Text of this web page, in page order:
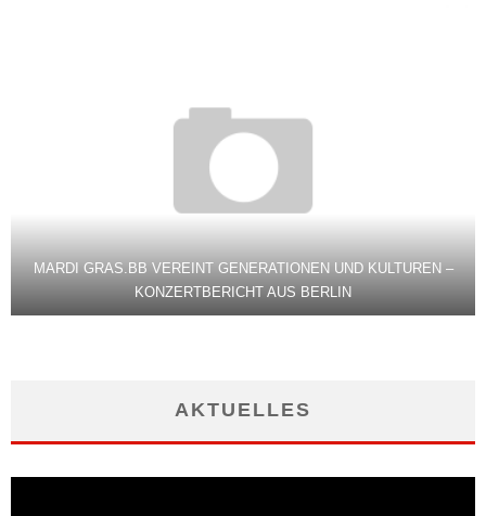
MARDI GRAS.BB VEREINT GENERATIONEN UND KULTUREN –
KONZERTBERICHT AUS BERLIN
AKTUELLES